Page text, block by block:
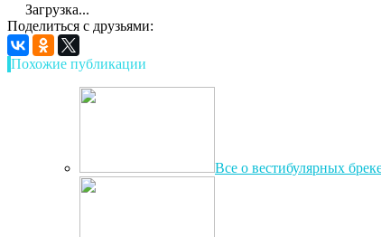
Загрузка...
Поделиться с друзьями:
Похожие публикации
Все о вестибулярных